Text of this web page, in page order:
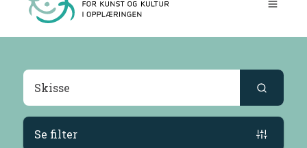
Søkeresultater
Se filter